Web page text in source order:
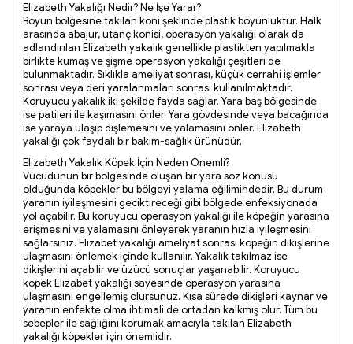
Elizabeth Yakalığı Nedir? Ne İşe Yarar?
Boyun bölgesine takılan koni şeklinde plastik boyunluktur. Halk
arasında abajur, utanç konisi, operasyon yakalığı olarak da
adlandırılan Elizabeth yakalık genellikle plastikten yapılmakla
birlikte kumaş ve şişme operasyon yakalığı çeşitleri de
bulunmaktadır. Sıklıkla ameliyat sonrası, küçük cerrahi işlemler
sonrası veya deri yaralanmaları sonrası kullanılmaktadır.
Koruyucu yakalık iki şekilde fayda sağlar. Yara baş bölgesinde
ise patileri ile kaşımasını önler. Yara gövdesinde veya bacağında
ise yaraya ulaşıp dişlemesini ve yalamasını önler. Elizabeth
yakalığı çok faydalı bir bakım-sağlık ürünüdür.
Elizabeth Yakalık Köpek İçin Neden Önemli?
Vücudunun bir bölgesinde oluşan bir yara söz konusu
olduğunda köpekler bu bölgeyi yalama eğilimindedir. Bu durum
yaranın iyileşmesini geciktireceği gibi bölgede enfeksiyonada
yol açabilir. Bu koruyucu operasyon yakalığı ile köpeğin yarasına
erişmesini ve yalamasını önleyerek yaranın hızla iyileşmesini
sağlarsınız. Elizabet yakalığı ameliyat sonrası köpeğin dikişlerine
ulaşmasını önlemek içinde kullanılır. Yakalık takılmaz ise
dikişlerini açabilir ve üzücü sonuçlar yaşanabilir. Koruyucu
köpek Elizabet yakalığı sayesinde operasyon yarasına
ulaşmasını engellemiş olursunuz. Kısa sürede dikişleri kaynar ve
yaranın enfekte olma ihtimali de ortadan kalkmış olur. Tüm bu
sebepler ile sağlığını korumak amacıyla takılan Elizabeth
yakalığı köpekler için önemlidir.